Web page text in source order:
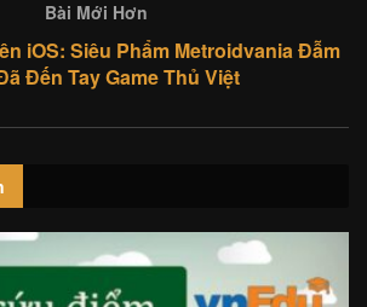
Bài Mới Hơn
iOS: Siêu Phẩm Metroidvania Đẫm
Đến Tay Game Thủ Việt